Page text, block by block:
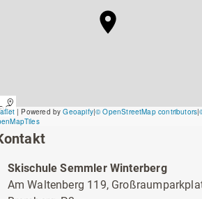
Unterkünfte &
Skischule Semmler Winterberg
Am Waltenberg 119,